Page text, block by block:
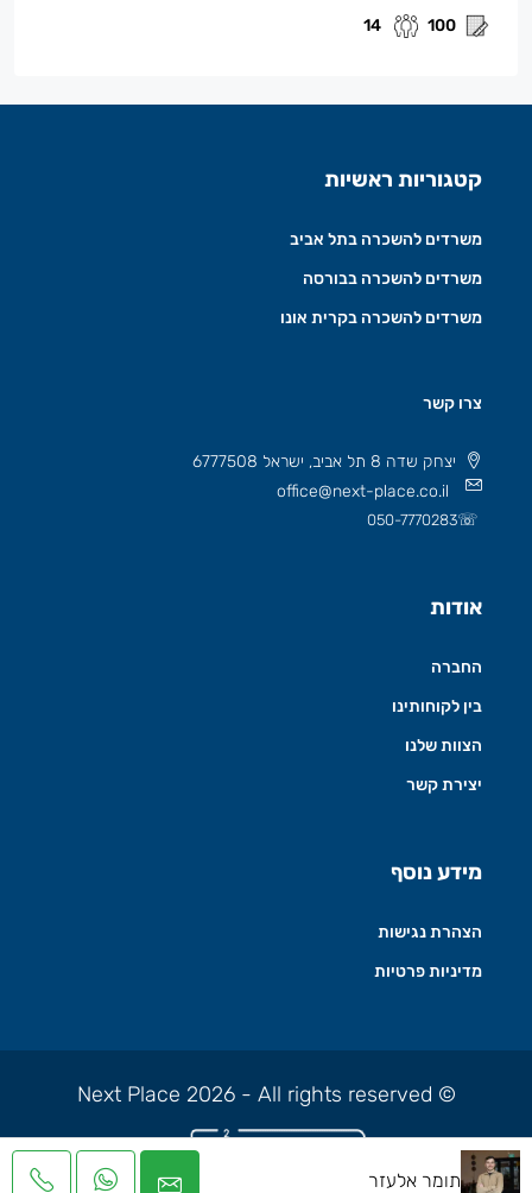
100
14
תומר אלעזר
קטגוריות ראשיות
משרדים להשכרה בתל אביב
משרדים להשכרה בבורסה
משרדים להשכרה בקרית אונו
צרו קשר
יצחק שדה 8 תל אביב, ישראל 6777508
office@next-place.co.il
☏
050-7770283
אודות
החברה
בין לקוחותינו
הצוות שלנו
יצירת קשר
מידע נוסף
הצהרת נגישות
מדיניות פרטיות
© Next Place 2026 - All rights reserved